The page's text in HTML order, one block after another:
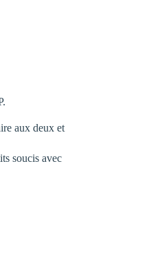
aux deux et
soucis avec